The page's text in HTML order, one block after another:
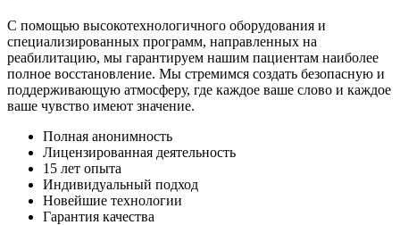
С помощью высокотехнологичного оборудования и
специализированных программ, направленных на
реабилитацию, мы гарантируем нашим пациентам наиболее
полное восстановление. Мы стремимся создать безопасную и
поддерживающую атмосферу, где каждое ваше слово и каждое
ваше чувство имеют значение.
Полная анонимность
Лицензированная деятельность
15 лет опыта
Индивидуальный подход
Новейшие технологии
Гарантия качества